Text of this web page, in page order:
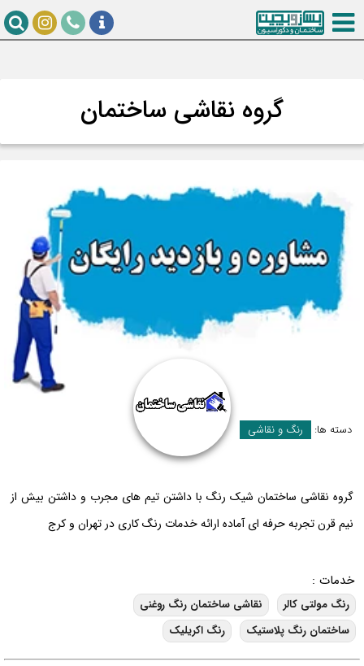
گروه نقاشی ساختمان
دسته ها: رنگ و نقاشی
گروه نقاشی ساختمان شیک رنگ با داشتن تیم های مجرب و داشتن بیش از
نیم قرن تجربه حرفه ای آماده ارائه خدمات رنگ کاری در تهران و کرج
خدمات :
رنگ مولتی کالر
نقاشی ساختمان رنگ روغنی
ساختمان رنگ پلاستیک
رنگ اکریلیک